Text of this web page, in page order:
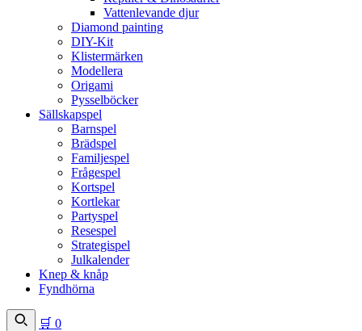
Vattenlevande djur
Diamond painting
DIY-Kit
Klistermärken
Modellera
Origami
Pysselböcker
Sällskapspel
Barnspel
Brädspel
Familjespel
Frågespel
Kortspel
Kortlekar
Partyspel
Resespel
Strategispel
Julkalender
Knep & knåp
Fyndhörna
🛒 0